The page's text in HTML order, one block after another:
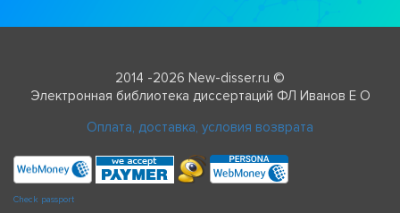
2014 -2026 New-disser.ru ©
Электронная библиотека диссертаций ФЛ Иванов Е О
Оплата, доставка, условия возврата
Check passport